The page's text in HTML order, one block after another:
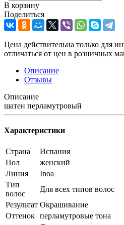
В корзину
Поделиться
Цена действительна только для
отличаться от цен в розничных
Описание
Отзывы
Описание
шатен перламутровый
Характеристики
Страна
Испания
Пол
женский
Линия
Inoa
Тип
волос
Для всех типов волос
Результат Окрашивание
Оттенок перламутровые тона